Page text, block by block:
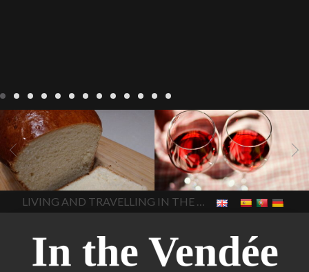
Recepten Wonen
baken in
Frankrijk bakken in de
Vendee
brood bakken
brood met gist gist brood
het beste brood hoe moet
ik brood bakken is melk
brood gezond is melkbrood
gezond mama's brood melk
brood melk brood en
wat is melkbrood
zijn melk
brood en brioche hetzelfde
brood
In The Vendee
Blog Wonen beaujolais
2022 Beaujolais Nouveau
2022 De wijnmakers laten
de druiventrossen gisten in
een anaërobe donderdag
17 november 2022 is
beaujolais dag hoe lang is
Beaujolais Nouveau
houdbaar hoeveel flessen
verkocht
is Beaujolais
Nouveau een fruitige wijn
kooldioxiderijke omgeving.
In The Vendee
LIVING AND TRAVELLING IN THE VENDÉE